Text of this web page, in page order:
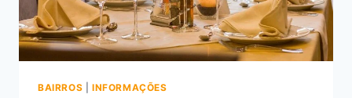
BAIRROS INFORMAÇÕES